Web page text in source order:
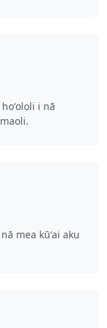
i nā
mea kūʻai aku